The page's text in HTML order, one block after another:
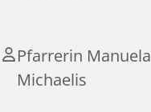
Pfarrerin Manuela
Michaelis